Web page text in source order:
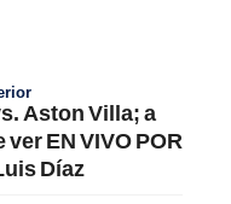
Aston Villa; a
EN VIVO POR
Díaz